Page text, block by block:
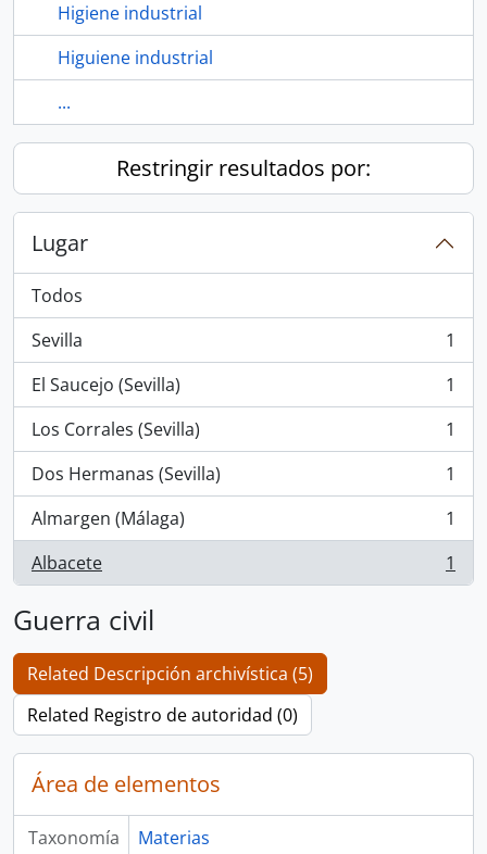
Higiene industrial
Higuiene industrial
...
Restringir resultados por:
Lugar
Todos
Sevilla
, 1 resultados
1
El Saucejo (Sevilla)
, 1 resultados
1
Los Corrales (Sevilla)
, 1 resultados
1
Dos Hermanas (Sevilla)
, 1 resultados
1
Almargen (Málaga)
, 1 resultados
1
Albacete
, 1 resultados 1
Guerra civil
Related Descripción archivística (5)
Related Registro de autoridad (0)
Área de elementos
Taxonomía Materias